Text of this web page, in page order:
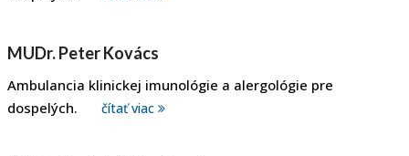
MUDr. Peter Kovács
Ambulancia klinickej imunológie a alergológie pre
dospelých.
čítať viac